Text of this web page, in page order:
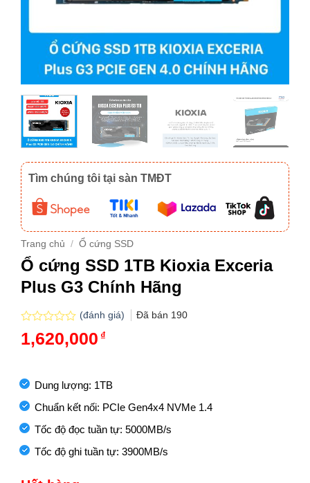
Tìm chúng tôi tại sàn TMĐT
Trang chủ / Ổ cứng SSD
Ổ cứng SSD 1TB Kioxia Exceria
Plus G3 Chính Hãng
Được
xếp
5
sao
(đánh giá) Đã bán 190
1,620,000 ₫
Dung lượng: 1TB
Chuẩn kết nối: PCIe Gen4x4 NVMe 1.4
Tốc độ đọc tuần tự: 5000MB/s
Tốc độ ghi tuần tự: 3900MB/s